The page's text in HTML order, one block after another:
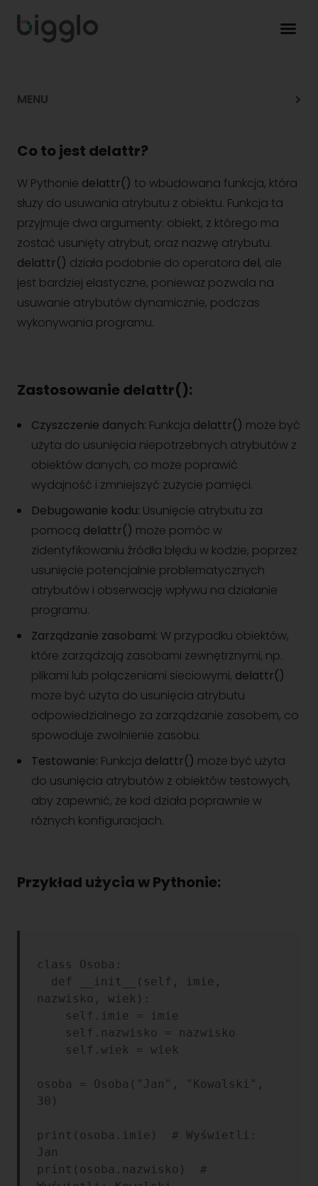
Co to jest delattr?
W Pythonie delattr() to wbudowana funkcja, która
służy do usuwania atrybutu z obiektu. Funkcja ta
przyjmuje dwa argumenty: obiekt, z którego ma
zostać usunięty atrybut, oraz nazwę atrybutu.
delattr() działa podobnie do operatora del, ale
jest bardziej elastyczne, ponieważ pozwala na
usuwanie atrybutów dynamicznie, podczas
wykonywania programu.
Zastosowanie delattr():
Czyszczenie danych: Funkcja delattr() może być
użyta do usunięcia niepotrzebnych atrybutów z
obiektów danych, co może poprawić
wydajność i zmniejszyć zużycie pamięci.
Debugowanie kodu: Usunięcie atrybutu za
pomocą delattr() może pomóc w
zidentyfikowaniu źródła błędu w kodzie, poprzez
usunięcie potencjalnie problematycznych
atrybutów i obserwację wpływu na działanie
programu.
Zarządzanie zasobami: W przypadku obiektów,
które zarządzają zasobami zewnętrznymi, np.
plikami lub połączeniami sieciowymi, delattr()
może być użyta do usunięcia atrybutu
odpowiedzialnego za zarządzanie zasobem, co
spowoduje zwolnienie zasobu.
Testowanie: Funkcja delattr() może być użyta
do usunięcia atrybutów z obiektów testowych,
aby zapewnić, że kod działa poprawnie w
różnych konfiguracjach.
Przykład użycia w Pythonie:
class Osoba:
nazwisko, wiek):
osoba = Osoba("Jan", "Kowalski",
30)
print(osoba.imie)  # Wyświetli:
Jan
print(osoba.nazwisko)  #
MENU